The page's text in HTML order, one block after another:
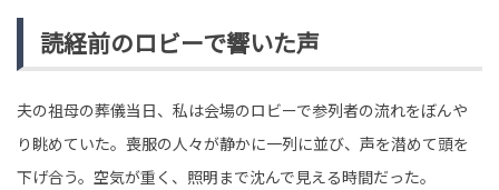
読経前のロビーで響いた声
夫の祖母の葬儀当日、私は会場のロビーで参列者の流れをぼんや
り眺めていた。喪服の人々が静かに一列に並び、声を潜めて頭を
下げ合う。空気が重く、照明まで沈んで見える時間だった。